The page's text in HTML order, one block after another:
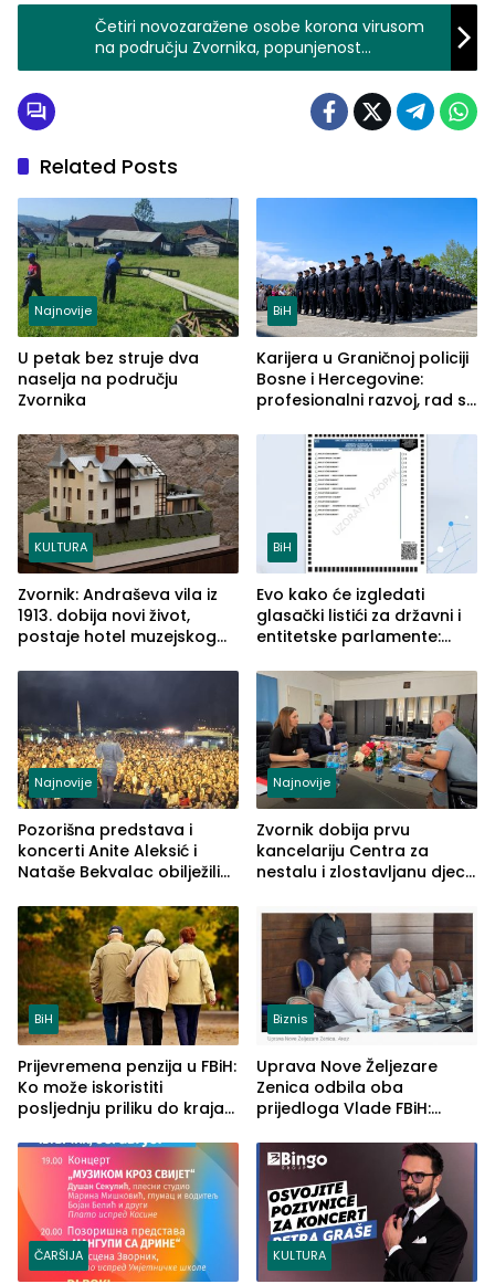
Četiri novozaražene osobe korona virusom
na području Zvornika, popunjenost
kapaciteta kovid odjeljenja zvorničke bolnice
Related Posts
Najnovije
U petak bez struje dva
naselja na području
Zvornika
BiH
Karijera u Graničnoj policiji
Bosne i Hercegovine:
profesionalni razvoj, rad sa
služba građanima
KULTURA
Zvornik: Andraševa vila iz
1913. dobija novi život,
postaje hotel muzejskog
BiH
Evo kako će izgledati
glasački listići za državni i
entitetske parlamente:
vidljive na njima
Najnovije
Pozorišna predstava i
koncerti Anite Aleksić i
Nataše Bekvalac obilježili
ljeta (FOTO)
Najnovije
Zvornik dobija prvu
kancelariju Centra za
nestalu i zlostavljanu djecu
BiH
Prijevremena penzija u FBiH:
Ko može iskoristiti
posljednju priliku do kraja
Biznis
Uprava Nove Željezare
Zenica odbila oba
prijedloga Vlade FBiH:
rješenje
ČARŠIJA KULTURA